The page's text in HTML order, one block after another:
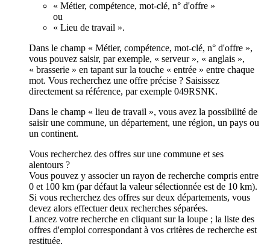
« Métier, compétence, mot-clé, n° d'offre »
ou
« Lieu de travail ».
Dans le champ « Métier, compétence, mot-clé, n° d'offre »,
vous pouvez saisir, par exemple, « serveur », « anglais »,
« brasserie » en tapant sur la touche « entrée » entre chaque
mot. Vous recherchez une offre précise ? Saisissez
directement sa référence, par exemple 049RSNK.
Dans le champ « lieu de travail », vous avez la possibilité de
saisir une commune, un département, une région, un pays ou
un continent.
Vous recherchez des offres sur une commune et ses
alentours ?
Vous pouvez y associer un rayon de recherche compris entre
0 et 100 km (par défaut la valeur sélectionnée est de 10 km).
Si vous recherchez des offres sur deux départements, vous
devez alors effectuer deux recherches séparées.
Lancez votre recherche en cliquant sur la loupe ; la liste des
offres d'emploi correspondant à vos critères de recherche est
restituée.